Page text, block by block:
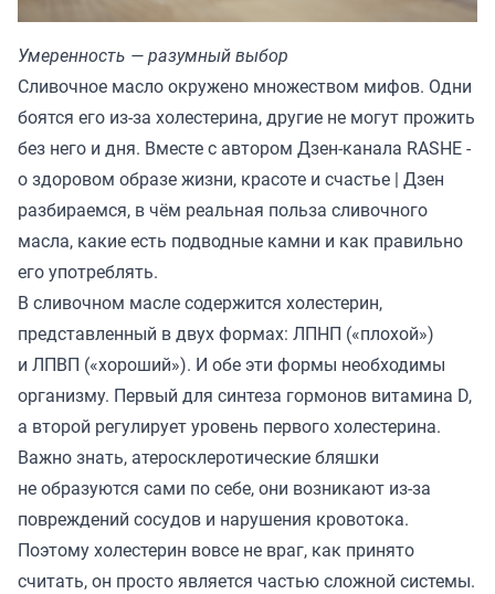
Умеренность — разумный выбор
Сливочное масло окружено множеством мифов. Одни
боятся его из-за холестерина, другие не могут прожить
без него и дня. Вместе с автором Дзен-канала RASHE -
о здоровом образе жизни, красоте и счастье | Дзен
разбираемся, в чём реальная польза сливочного
масла, какие есть подводные камни и как правильно
его употреблять.
В сливочном масле содержится холестерин,
представленный в двух формах: ЛПНП («плохой»)
и ЛПВП («хороший»). И обе эти формы необходимы
организму. Первый для синтеза гормонов витамина D,
а второй регулирует уровень первого холестерина.
Важно знать, атеросклеротические бляшки
не образуются сами по себе, они возникают из-за
повреждений сосудов и нарушения кровотока.
Поэтому холестерин вовсе не враг, как принято
считать, он просто является частью сложной системы.